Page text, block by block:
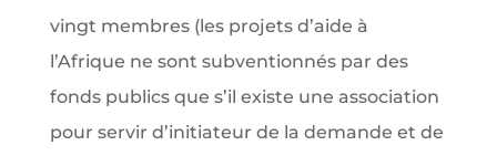
vingt membres (les projets d’aide à
l’Afrique ne sont subventionnés par des
fonds publics que s’il existe une association
pour servir d’initiateur de la demande et de